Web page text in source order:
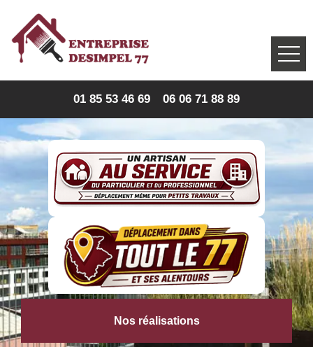
01 85 53 46 69 06 06 71 88 89
Nos réalisations